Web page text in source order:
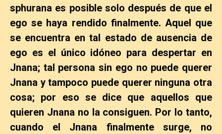
sphurana es posible solo después de que el
ego se haya rendido finalmente. Aquel que
se encuentra en tal estado de ausencia de
ego es el único idóneo para despertar en
Jnana; tal persona sin ego no puede querer
Jnana y tampoco puede querer ninguna otra
cosa; por eso se dice que aquellos que
quieren Jnana no la consiguen. Por lo tanto,
cuando el Jnana finalmente surge, no